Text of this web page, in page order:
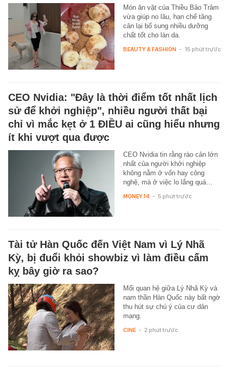
Món ăn vặt của Thiều Bảo Trâm
vừa giúp no lâu, hạn chế tăng
cân lại bổ sung nhiều dưỡng
chất tốt cho làn da.
BEAUTY & FASHION - 15 phút trước
CEO Nvidia: "Đây là thời điểm tốt nhất lịch
sử để khởi nghiệp", nhiều người thất bại
chỉ vì mắc kẹt ở 1 ĐIỀU ai cũng hiểu nhưng
ít khi vượt qua được
CEO Nvidia tin rằng rào cản lớn
nhất của người khởi nghiệp
không nằm ở vốn hay công
nghệ, mà ở việc lo lắng quá…
MONEY.14 - 5 phút trước
Tài tử Hàn Quốc đến Việt Nam vì Lý Nhã
Kỳ, bị đuổi khỏi showbiz vì làm điều cấm
kỵ bây giờ ra sao?
Mối quan hệ giữa Lý Nhã Kỳ và
nam thần Hàn Quốc này bất ngờ
thu hút sự chú ý của cư dân
mạng.
CINE - 2 phút trước